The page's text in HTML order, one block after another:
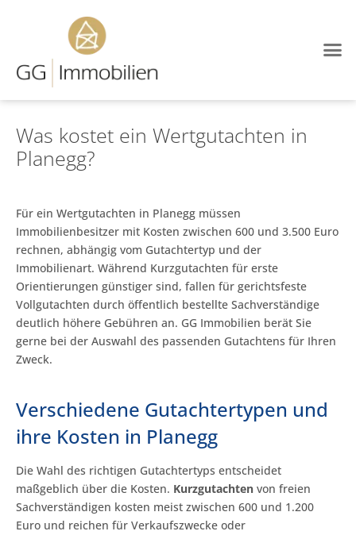
Was kostet ein Wertgutachten in
Planegg?
Für ein Wertgutachten in Planegg müssen
Immobilienbesitzer mit Kosten zwischen 600 und 3.500 Euro
rechnen, abhängig vom Gutachtertyp und der
Immobilienart. Während Kurzgutachten für erste
Orientierungen günstiger sind, fallen für gerichtsfeste
Vollgutachten durch öffentlich bestellte Sachverständige
deutlich höhere Gebühren an. GG Immobilien berät Sie
gerne bei der Auswahl des passenden Gutachtens für Ihren
Zweck.
Verschiedene Gutachtertypen und
ihre Kosten in Planegg
Die Wahl des richtigen Gutachtertyps entscheidet
maßgeblich über die Kosten. Kurzgutachten von freien
Sachverständigen kosten meist zwischen 600 und 1.200
Euro und reichen für Verkaufszwecke oder